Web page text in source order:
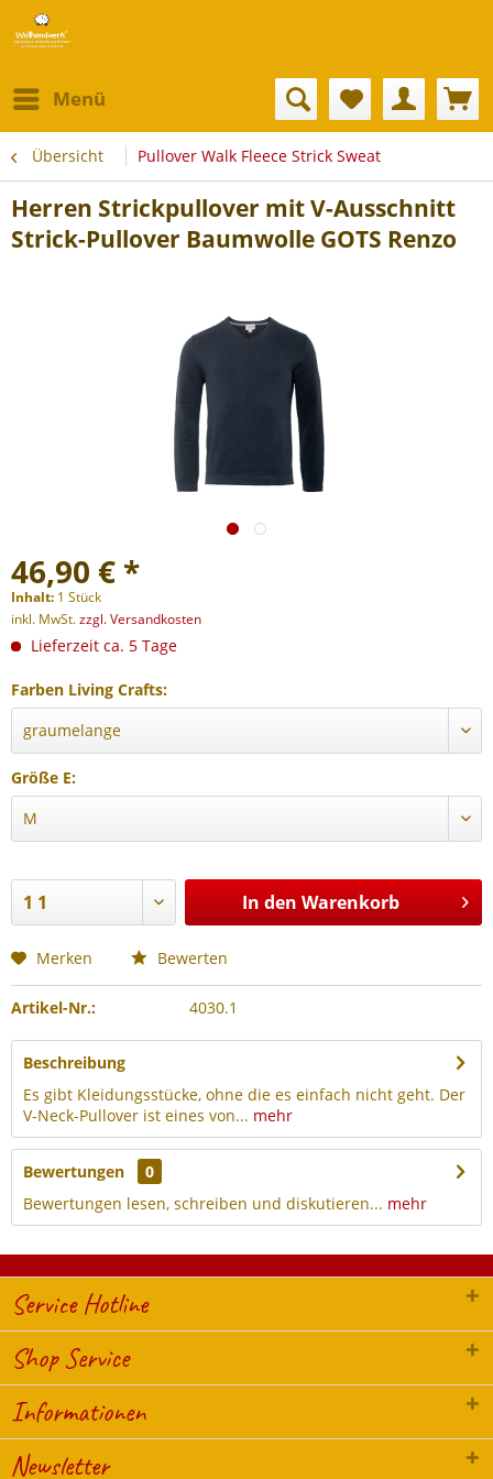
Menü
Übersicht Pullover Walk Fleece Strick Sweat
Herren Strickpullover mit V-Ausschnitt
Strick-Pullover Baumwolle GOTS Renzo
46,90 € *
Inhalt: 1 Stück
inkl. MwSt.zzgl. Versandkosten
Lieferzeit ca. 5 Tage
Farben Living Crafts:
Größe E:
In den Warenkorb
Merken Bewerten
Artikel-Nr.: 4030.1
Beschreibung
Es gibt Kleidungsstücke, ohne die es einfach nicht geht. Der
V-Neck-Pullover ist eines von... mehr
Bewertungen
0
Bewertungen lesen, schreiben und diskutieren... mehr
Service Hotline
Shop Service
Informationen
Newsletter